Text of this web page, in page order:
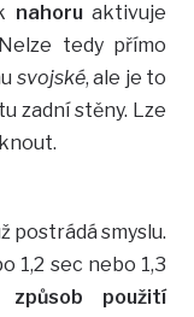
nahoruaktivuje
tedy přímo
svojské, ale je to
zadní stěny. Lze
postrádá smyslu.
1,2 sec nebo 1,3
způsob použití